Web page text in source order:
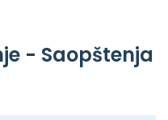
- Saopštenja